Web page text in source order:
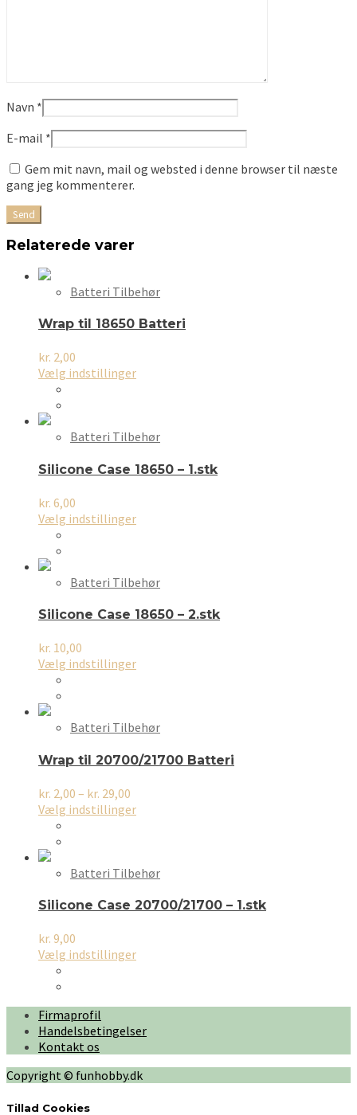
Navn *
E-mail *
Gem mit navn, mail og websted i denne browser til næste
gang jeg kommenterer.
Relaterede varer
Batteri Tilbehør
Wrap til 18650 Batteri
kr. 2,00
Vælg indstillingerDette
varianter.
kan
varesiden
Batteri Tilbehør
Silicone Case 18650 – 1.stk
kr. 6,00
Vælg indstillingerDette
varianter.
kan
varesiden
Batteri Tilbehør
Silicone Case 18650 – 2.stk
kr. 10,00
Vælg indstillingerDette
varianter.
kan
varesiden
Batteri Tilbehør
Wrap til 20700/21700 Batteri
kr. 2,00 – kr. 29,00
kr. 2,00
Vælg indstillingerDette
varianter.
kan
varesiden
Batteri Tilbehør
Silicone Case 20700/21700 – 1.stk
kr. 9,00
Vælg indstillingerDette
Mulighederne
vælges
på
Firmaprofil
Handelsbetingelser
Kontakt os
Copyright © funhobby.dk
Tillad Cookies